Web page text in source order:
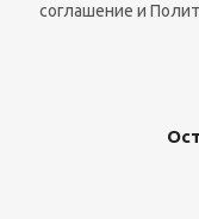
соглашение и